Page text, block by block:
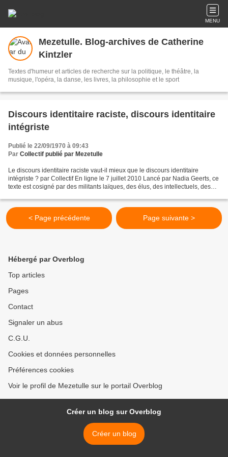
MENU
Mezetulle. Blog-archives de Catherine
Kintzler
Textes d'humeur et articles de recherche sur la politique, le théâtre, la
musique, l'opéra, la danse, les livres, la philosophie et le sport
Discours identitaire raciste, discours identitaire
intégriste
Publié le 22/09/1970 à 09:43
Par Collectif publié par Mezetulle
Le discours identitaire raciste vaut-il mieux que le discours identitaire
intégriste ? par Collectif En ligne le 7 juillet 2010 Lancé par Nadia Geerts, ce
texte est cosigné par des militants laïques, des élus, des intellectuels, des
< Page précédente Page suivante >
Hébergé par Overblog
Top articles
Pages
Contact
Signaler un abus
C.G.U.
Cookies et données personnelles
Préférences cookies
Voir le profil de Mezetulle sur le portail Overblog
Créer un blog sur Overblog
Créer un blog